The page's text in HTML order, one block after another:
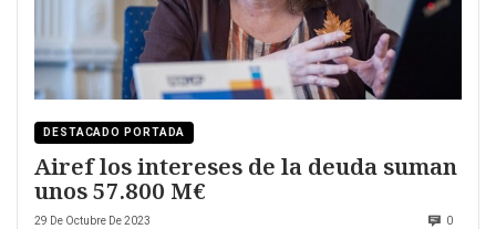
DESTACADO PORTADA
Airef los intereses de la deuda suman
unos 57.800 M€
29 De Octubre De 2023 0